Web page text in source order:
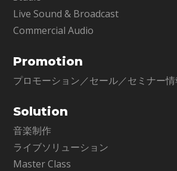
Live Sound & Broadcast
Commercial Audio
Promotion
プロモーション／セール／セミナー情
Solution
音楽制作
ライブソリューション
Master Class